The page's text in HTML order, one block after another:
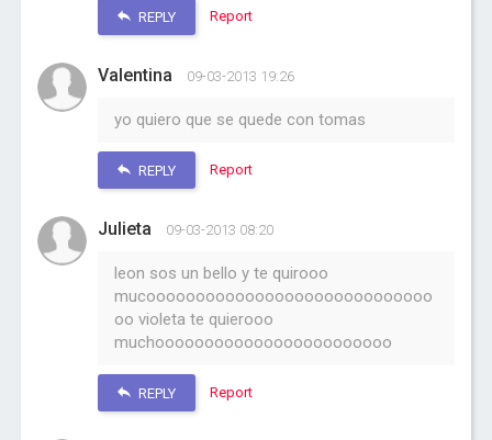
REPLY Report
Valentina 09-03-2013 19:26
yo quiero que se quede con tomas
REPLY Report
Julieta 09-03-2013 08:20
leon sos un bello y te quirooo
mucooooooooooooooooooooooooooooo
oo violeta te quierooo
muchoooooooooooooooooooooooo
REPLY Report